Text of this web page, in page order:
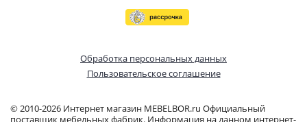
© 2010-2026 Интернет магазин MEBELBOR.ru Официальный
поставщик мебельных фабрик. Информация на данном интернет-
Обработка персональных данных
Пользовательское соглашение